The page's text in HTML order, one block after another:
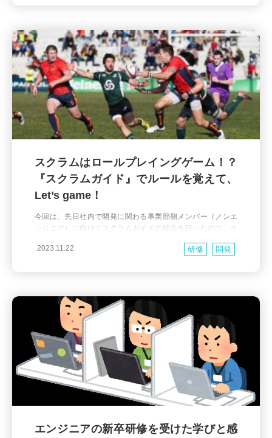
スクラムはロールプレイングゲーム！？
『スクラムガイド』でルールを覚えて、
Let’s game！
今回は、先日社内で開発に関わる事業部側メンバー（ノンエ
ンジニア）に向けてスクラムガイドの紹介を行ったので、そ
前TechBlogにも書いた通りアジャイル開発（スクラム）に取
2023.11.22 開発
研修
エンジニアの新卒研修を受けた学びと感